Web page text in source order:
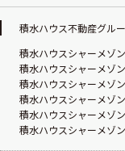
積水ハウス不動産グル
積水ハウスシャーメゾ
積水ハウスシャーメゾ
積水ハウスシャーメゾ
積水ハウスシャーメゾ
積水ハウスシャーメゾ
積水ハウスシャーメゾ